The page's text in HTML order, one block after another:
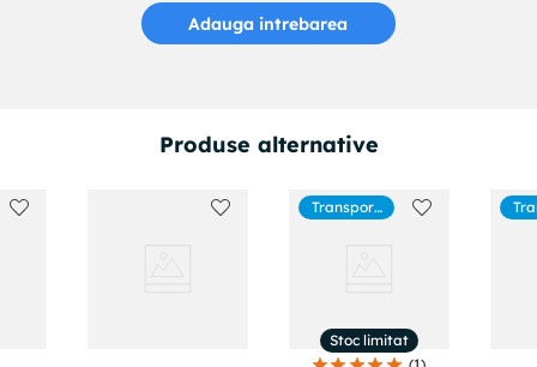
Adauga intrebarea
Produse alternative
Transport
Stoc limitat